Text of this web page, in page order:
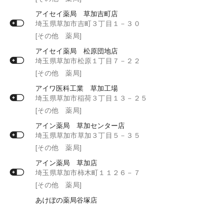
アイセイ薬局 草加吉町店
埼玉県草加市吉町３丁目１－３０
[その他 薬局]
アイセイ薬局 松原団地店
埼玉県草加市松原１丁目７－２２
[その他 薬局]
アイワ医科工業 草加工場
埼玉県草加市稲荷３丁目１３－２５
[その他 薬局]
アイン薬局 草加センター店
埼玉県草加市草加３丁目５－３５
[その他 薬局]
アイン薬局 草加店
埼玉県草加市柿木町１１２６－７
[その他 薬局]
あけぼの薬局谷塚店